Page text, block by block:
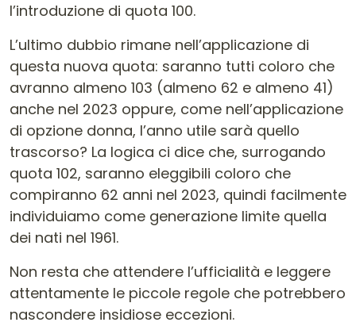
l’introduzione di quota 100.
L’ultimo dubbio rimane nell’applicazione di
questa nuova quota: saranno tutti coloro che
avranno almeno 103 (almeno 62 e almeno 41)
anche nel 2023 oppure, come nell’applicazione
di opzione donna, l’anno utile sarà quello
trascorso? La logica ci dice che, surrogando
quota 102, saranno eleggibili coloro che
compiranno 62 anni nel 2023, quindi facilmente
individuiamo come generazione limite quella
dei nati nel 1961.
Non resta che attendere l’ufficialità e leggere
attentamente le piccole regole che potrebbero
nascondere insidiose eccezioni.